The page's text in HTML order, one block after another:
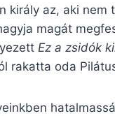
király az, aki nem
magát
Ez a zsidók
rakatta oda